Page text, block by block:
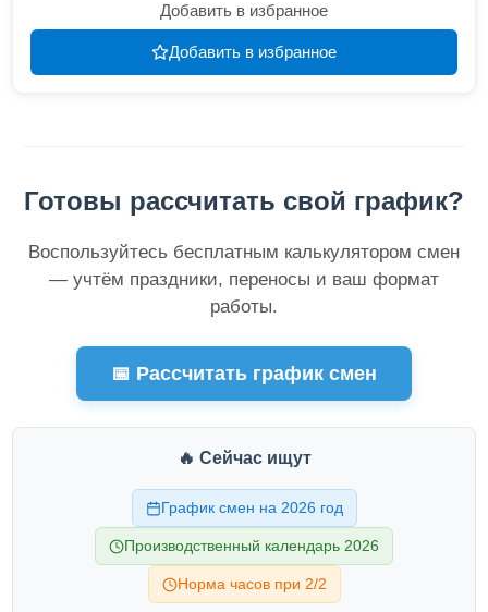
Добавить в избранное
Добавить в избранное
Готовы рассчитать свой график?
Воспользуйтесь бесплатным калькулятором смен
— учтём праздники, переносы и ваш формат
работы.
📅 Рассчитать график смен
🔥 Сейчас ищут
График смен на 2026 год
Производственный календарь 2026
Норма часов при 2/2